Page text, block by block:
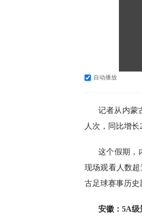
自动播放
记者从内蒙
人次，同比增长
这个假期，
现场观看人数
古足球赛事历史
安徽：5A级